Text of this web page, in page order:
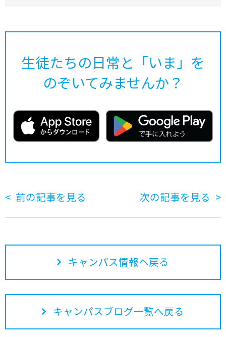
生徒たちの日常と「いま」を
のぞいてみませんか？
前の記事を見る 次の記事を見る
キャンパス情報へ戻る
キャンパスブログ一覧へ戻る